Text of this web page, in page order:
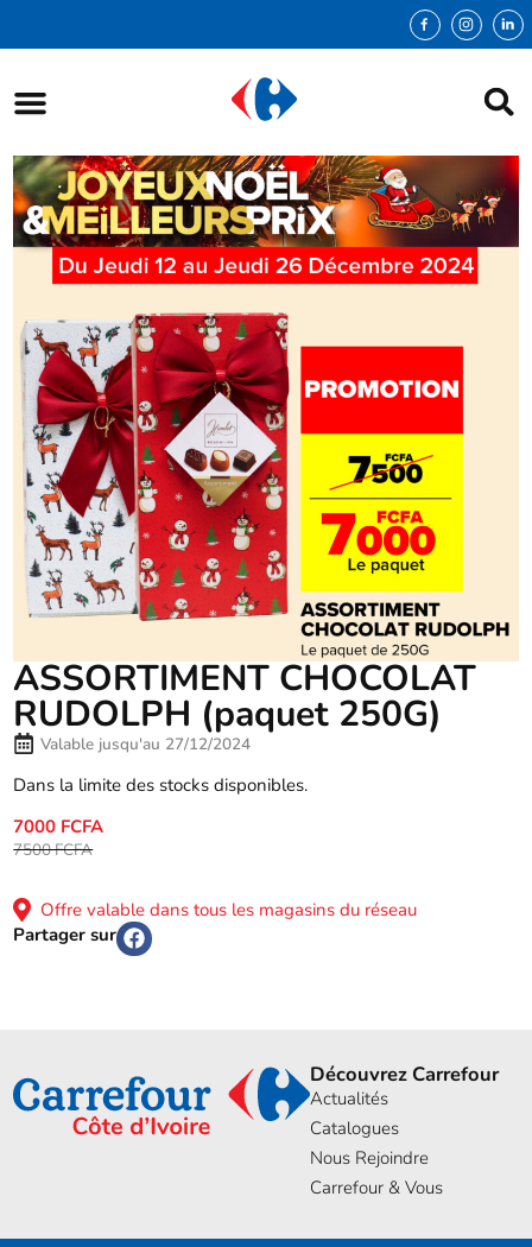
ASSORTIMENT CHOCOLAT
RUDOLPH (paquet 250G)
Valable jusqu'au 27/12/2024
Dans la limite des stocks disponibles.
7000 FCFA
7500 FCFA
Offre valable dans tous les magasins du réseau
Partager sur
Découvrez Carrefour
Actualités
Catalogues
Nous Rejoindre
Carrefour & Vous